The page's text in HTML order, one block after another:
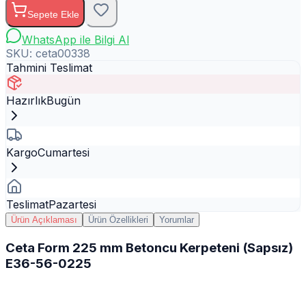
Sepete Ekle
WhatsApp ile Bilgi Al
SKU: ceta00338
Tahmini Teslimat
HazırlıkBugün
KargoCumartesi
TeslimatPazartesi
Ürün Açıklaması Ürün Özellikleri Yorumlar
Ceta Form 225 mm Betoncu Kerpeteni (Sapsız)
E36-56-0225